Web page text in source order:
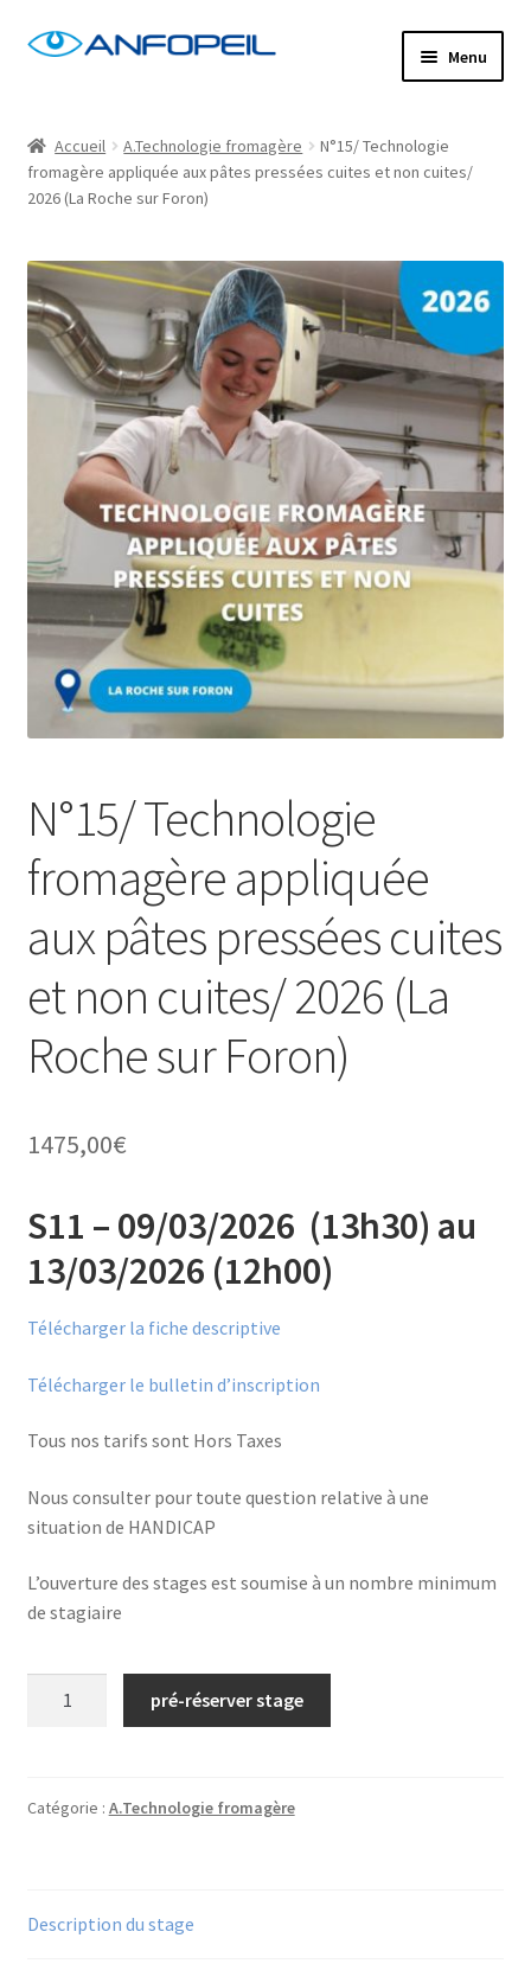
Aller
navigation
Aller
Menu
Actus
Commande
Confirm Subscription
Distanciel
Formations mixtes
Jeu sérieux Cheese Quest
L’ANFOPEIL
Les formations en présentiel
Mentions légales
Mes réservations
Modalités
Conditions générales de ventes de l’ANFOPEIL
Règlement intérieur de l’ANFOPEIL
Mon compte
Nous contacter
Accueil A.Technologie fromagère
N°15/ Technologie
fromagère appliquée aux pâtes pressées cuites et non cuites/
2026 (La Roche sur Foron)
N°15/ Technologie
fromagère appliquée
aux pâtes pressées cuites
et non cuites/ 2026 (La
Roche sur Foron)
1475,00€
S11 – 09/03/2026 (13h30) au
13/03/2026 (12h00)
Télécharger la fiche descriptive
Télécharger le bulletin d’inscription
Tous nos tarifs sont Hors Taxes
Nous consulter pour toute question relative à une
situation de HANDICAP
L’ouverture des stages est soumise à un nombre minimum
de stagiaire
fromagère
pressées
pré-réserver stage
Catégorie : A.Technologie fromagère
Description du stage